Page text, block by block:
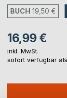
BUCH 19,50 €
16,99 €
inkl. MwSt.
sofort verfügbar